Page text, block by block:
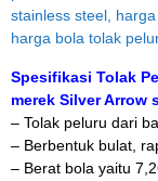
Spesifikasi Tolak
merek Silver Arrow
– Tolak peluru dari
– Berbentuk bulat,
– Berat bola yaitu